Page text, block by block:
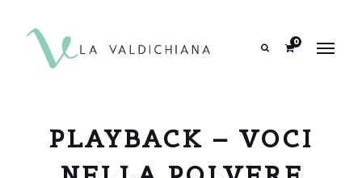
0
PLAYBACK – VOCI